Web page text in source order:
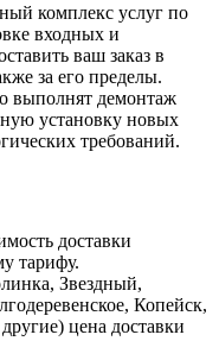
комплекс услуг по
входных и
ваш заказ в
за его пределы.
выполнят демонтаж
установку новых
требований.
доставки
тарифу.
Звездный,
Копейск,
цена доставки